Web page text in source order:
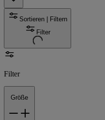
Sortieren | Filtern
Filter
Filter
Größe